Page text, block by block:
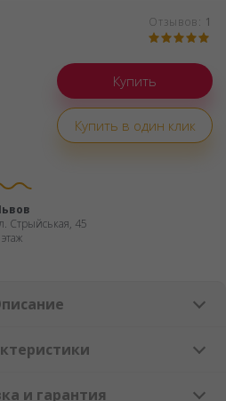
Отзывов: 1
Купить в один клик
Стрыйськая, 45
и гарантия